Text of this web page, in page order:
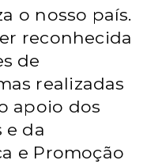
o nosso país.
reconhecida
de
realizadas
apoio dos
e da
e Promoção